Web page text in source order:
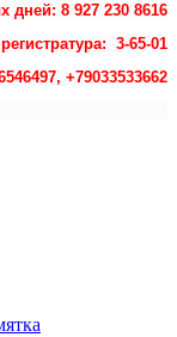
8 927 230 8616
3-65-01
+79033533662